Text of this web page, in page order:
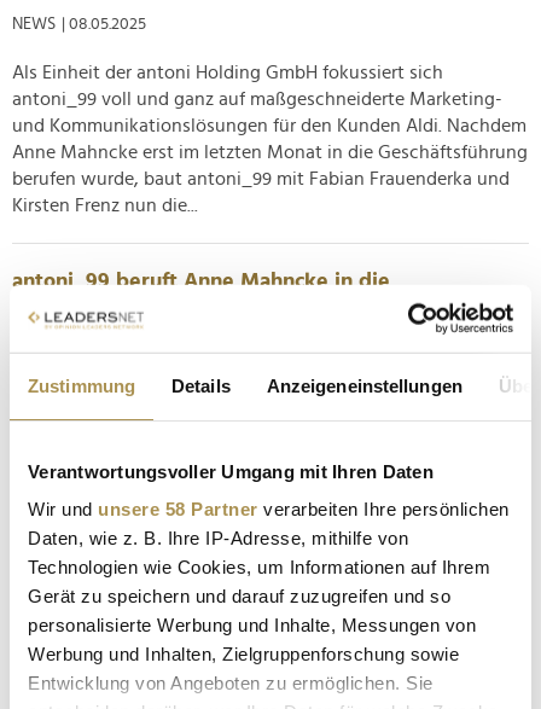
Zustimmung Details Anzeigeneinstellungen
Verantwortungsvoller Umgang mit Ihren Daten
Wir und unsere 58 Partner verarbeiten Ihre persönlichen
Daten, wie z. B. Ihre IP-Adresse, mithilfe von
Technologien wie Cookies, um Informationen auf Ihrem
Gerät zu speichern und darauf zuzugreifen und so
personalisierte Werbung und Inhalte, Messungen von
Werbung und Inhalten, Zielgruppenforschung sowie
Entwicklung von Angeboten zu ermöglichen. Sie
NEWS | 08.05.2025
Als Einheit der antoni Holding GmbH fokussiert sich
antoni_99 voll und ganz auf maßgeschneiderte Marketing-
und Kommunikationslösungen für den Kunden Aldi. Nachdem
Anne Mahncke erst im letzten Monat in die Geschäftsführung
berufen wurde, baut antoni_99 mit Fabian Frauenderka und
Kirsten Frenz nun die...
antoni_99 beruft Anne Mahncke in die
Geschäftsführung
Mehr personelle Veränderung unter dem Dach der antoni-
Agenturgruppe: Führungsstärke, Begeisterungsfähigkeit und
eine Beförderung in die Spitze der voll und ganz auf den
Discounter-Riesen Aldi spezialisierten Einheit antoni_99. Die
Wie Action die deutschen Handelsriesen unter
Druck setzt
NEWS | 14.01.2025